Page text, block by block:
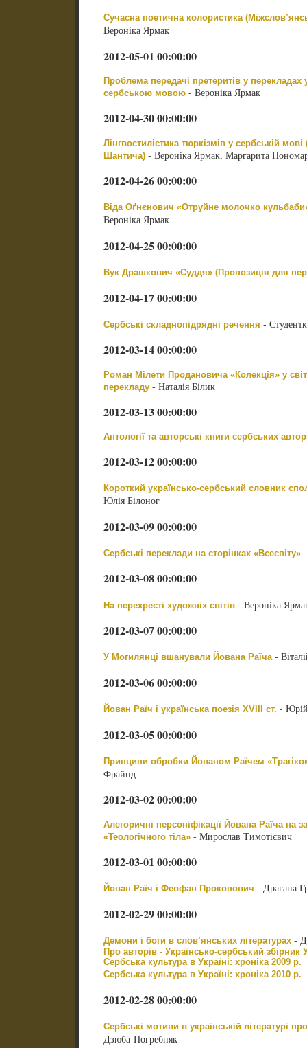
Сучасна поетична колористика
Вероніка Ярмак
2012-05-01 00:00:00
Проблема передачі претеритів у перекладах
сербською мовою- Вероніка Ярмак
2012-04-30 00:00:00
Лінгвостилістика тюркізмів у сербській
Шантича)- Вероніка Ярмак, Маргарита
2012-04-26 00:00:00
Віда Оґнєнович «Отруйне молочко
Вероніка Ярмак
2012-04-25 00:00:00
Вук Драшкович «Суддя» (Пропозиція для
2012-04-17 00:00:00
Сербські складнопідрядні речення -
2012-03-14 00:00:00
Роман Мілети Продановича «Колекція» у
перекладу- Наталія Білик
2012-03-13 00:00:00
Антології та авторські книги сербських
2012-03-12 00:00:00
Короткий українсько-сербський словник
Юлія Білоног
2012-03-09 00:00:00
Сербські переклади на сторінках «Всесвіту»-
2012-03-08 00:00:00
На перехресті художніх світів- Вероніка
2012-03-07 00:00:00
У Могилянці вшанували Йована Раїча-
2012-03-06 00:00:00
Йован Раїч і українська поезія XVIII ст. -
2012-03-05 00:00:00
Принципи обробки Йованом Раїчем
Фрайнд
2012-03-02 00:00:00
Алегоричні персоніфікації Йована Раїча на
«Теологічного тіла»- Мирослав Тимотієвич
2012-03-01 00:00:00
Йован Раїч і Феофан Прокопович - Драгана
2012-02-29 00:00:00
Демони і боги в слов’янських літературах-
Про авторів - Українсько-сербський збірник
Сербська культура в Україні: хроніка 2009 р.
Сербська культура в Україні: хроніка 2010 р.
2012-02-28 00:00:00
Сербські мотиви в українській літературі
Дзюба-Погребняк